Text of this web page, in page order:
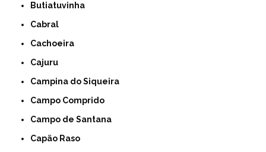
Butiatuvinha
Cabral
Cachoeira
Cajuru
Campina do Siqueira
Campo Comprido
Campo de Santana
Capão Raso